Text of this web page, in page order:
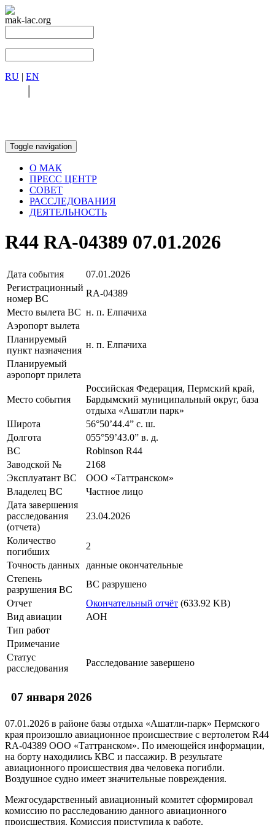
mak-iac.org
RU | EN
|
Toggle navigation
О МАК
ПРЕСС ЦЕНТР
СОВЕТ
РАССЛЕДОВАНИЯ
ДЕЯТЕЛЬНОСТЬ
R44 RA-04389 07.01.2026
Дата события
07.01.2026
Регистрационный
номер ВС
RA-04389
Место вылета ВС н. п. Елпачиха
Аэропорт вылета
Планируемый
пункт назначения
н. п. Елпачиха
Планируемый
аэропорт прилета
Место события
Российская Федерация, Пермский край,
Бардымский муниципальный округ, база
отдыха «Ашатли парк»
Широта
56°50’44.4” с. ш.
Долгота
055°59’43.0” в. д.
ВС
Robinson R44
Заводской №
2168
Эксплуатант ВС
ООО «Таттранском»
Владелец ВС
Частное лицо
Дата завершения
расследования
(отчета)
23.04.2026
Количество
погибших
2
Точность данных
данные окончательные
Степень
разрушения ВС
ВС разрушено
Отчет
Окончательный отчёт (633.92 KB)
Вид авиации
АОН
Тип работ
Примечание
Статус
расследования
Расследование завершено
07 января 2026
07.01.2026 в районе базы отдыха «Ашатли-парк» Пермского
края произошло авиационное происшествие с вертолетом R44
RA-04389 ООО «Таттранском». По имеющейся информации,
на борту находились КВС и пассажир. В результате
авиационного происшествия два человека погибли.
Воздушное судно имеет значительные повреждения.
Межгосударственный авиационный комитет сформировал
комиссию по расследованию данного авиационного
происшествия. Комиссия приступила к работе.